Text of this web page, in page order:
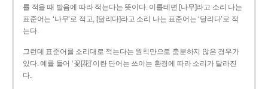
를 적을 때 발음에 따라 적는다는 뜻이다. 이를테면 [나무]라고 소리 나는
표준어는 ‘나무’로 적고, [달리다]라고 소리 나는 표준어는 ‘달리다’로 적
는다.
그런데 표준어를 소리대로 적는다는 원칙만으로 충분하지 않은 경우가
있다. 예를 들어 ‘꽃[花]’이란 단어는 쓰이는 환경에 따라 소리가 달라진
다.